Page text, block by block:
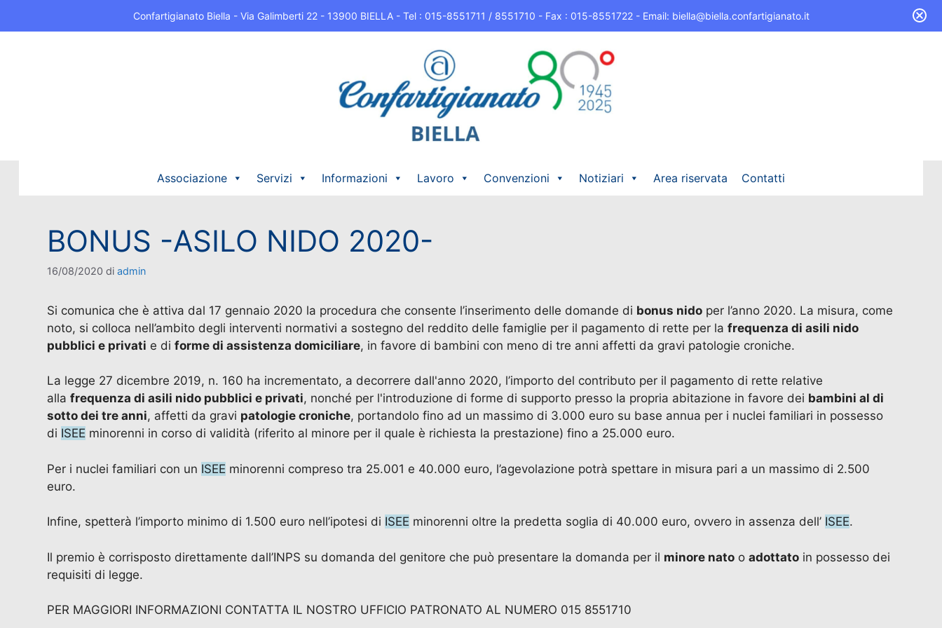
Confartigianato Biella - Via Galimberti 22 - 13900 BIELLA - Tel : 015-8551711 / 8551710 - Fax : 015-8551722 - Email: biella@biella.confartigianato.it
Associazione Servizi Informazioni Lavoro Convenzioni Notiziari Area riservata Contatti
BONUS -ASILO NIDO 2020-
16/08/2020 di admin
Si comunica che è attiva dal 17 gennaio 2020 la procedura che consente l’inserimento delle domande di bonus nido per l’anno 2020. La misura, come
noto, si colloca nell’ambito degli interventi normativi a sostegno del reddito delle famiglie per il pagamento di rette per la frequenza di asili nido
pubblici e privati e di forme di assistenza domiciliare, in favore di bambini con meno di tre anni affetti da gravi patologie croniche.
La legge 27 dicembre 2019, n. 160 ha incrementato, a decorrere dall'anno 2020, l’importo del contributo per il pagamento di rette relative
alla frequenza di asili nido pubblici e privati, nonché per l'introduzione di forme di supporto presso la propria abitazione in favore dei bambini al di
sotto dei tre anni, affetti da gravi patologie croniche, portandolo fino ad un massimo di 3.000 euro su base annua per i nuclei familiari in possesso
di ISEE minorenni in corso di validità (riferito al minore per il quale è richiesta la prestazione) fino a 25.000 euro.
Per i nuclei familiari con un ISEE minorenni compreso tra 25.001 e 40.000 euro, l’agevolazione potrà spettare in misura pari a un massimo di 2.500
euro.
Infine, spetterà l’importo minimo di 1.500 euro nell’ipotesi di ISEE minorenni oltre la predetta soglia di 40.000 euro, ovvero in assenza dell’ ISEE.
Il premio è corrisposto direttamente dall’INPS su domanda del genitore che può presentare la domanda per il minore nato o adottato in possesso dei
requisiti di legge.
PER MAGGIORI INFORMAZIONI CONTATTA IL NOSTRO UFFICIO PATRONATO AL NUMERO 015 8551710